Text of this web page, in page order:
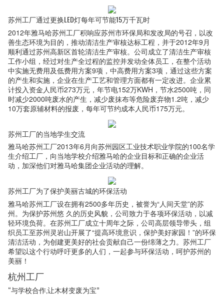
苏州工厂通过更换LED灯每年可节能15万千瓦时
2012年雅马哈苏州工厂积响应苏州市环保局和发改局的号召，以改
善生态环境为目的，推动清洁生产审核达标工程，并于2012年9月
顺利通过苏州高新区首轮清洁生产审核。公司成立了清洁生产审核
工作小组，经过对生产全过程的监控并发动全体员工，在整个活动
中实施无费用及低费用方案9项，中高费用方案3项，通过这些方案
的产生和实施，企业在生产工艺和管理方面都有一定改进。企业累
计投入资金人民币273万元，年节电152万KWH，节水2500吨，同
时减少2000吨废水的产生，减少废抹布等危险废弃物1.2吨，减少
10万套原辅材料的报废，每年可节约成本人民币175万元。
苏州工厂的当地学生交流
雅马哈苏州工厂2013年6月向苏州园区工业技术职业学院的100名学
生介绍工厂，向当地学校介绍雅马哈的企业目标和正确的企业活
动，加深他们对雅马哈集团企业活动的理解。
苏州工厂为了保护美丽古城的环保活动
雅马哈苏州工厂设在拥有2500多年历史，被誉为“人间天堂”的苏
州。为保护苏州悠 久的历史风貌，公司致力于各项环保活动，以减
轻环境负荷。在苏州工厂成立十周年之际，公司高层领导带头，组
织员工至苏州灵岩山开展了“提高环境意识，保护美好家园！”的环保
清洁活动，为创建更美好的社会贡献自己一份绵薄之力。苏州工厂
希望以这个行动呼吁更多的人们，一起参与环保活动，呵护苏州的
美丽！
杭州工厂
“与学校合作,让木材变废为宝”